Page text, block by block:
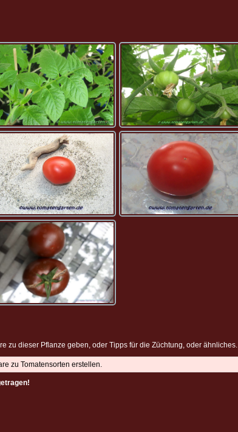
zu dieser Pflanze geben, oder Tipps für die Züchtung, oder ähnliches.
zu Tomatensorten erstellen.